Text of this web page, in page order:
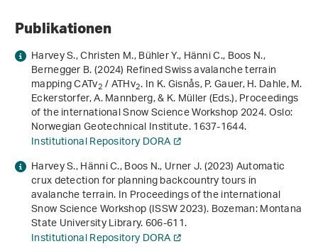
Publikationen
Harvey S., Christen M., Bühler Y., Hänni C., Boos N.,
Bernegger B. (2024)Refined Swiss avalanche terrain
mapping CATv2/ ATHv2. In K. Gisnås, P. Gauer, H. Dahle, M.
Eckerstorfer, A. Mannberg, & K. Müller (Eds.),Proceedings
of the international Snow Science Workshop 2024. Oslo:
Norwegian Geotechnical Institute. 1637-1644.
Institutional Repository DORA
Harvey S., Hänni C., Boos N., Urner J. (2023)Automatic
crux detection for planning backcountry tours in
avalanche terrain. InProceedings of the international
Snow Science Workshop (ISSW 2023). Bozeman: Montana
State University Library. 606-611.
Institutional Repository DORA